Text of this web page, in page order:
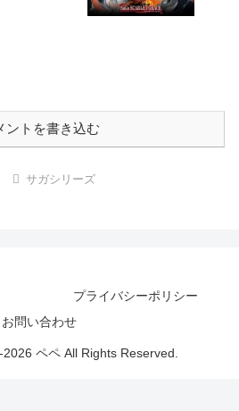
ントを書き込む
サガシリーズ
プライバシーポリシー
お問い合わせ
ペペ All Rights Reserved.